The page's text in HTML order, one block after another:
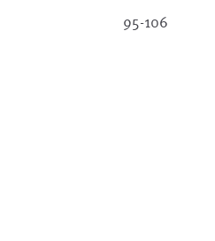
95-106